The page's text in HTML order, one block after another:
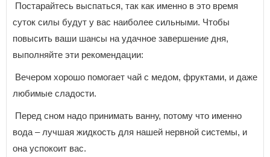
Постарайтесь выспаться, так как именно в это время
суток силы будут у вас наиболее сильными. Чтобы
повысить ваши шансы на удачное завершение дня,
выполняйте эти рекомендации:
Вечером хорошо помогает чай с медом, фруктами, и даже
любимые сладости.
Перед сном надо принимать ванну, потому что именно
вода – лучшая жидкость для нашей нервной системы, и
она успокоит вас.